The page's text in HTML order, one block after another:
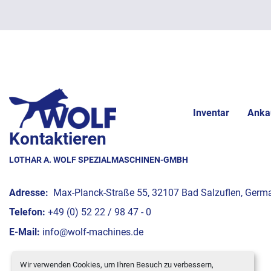
Wir verwenden Cookies, um Ihren Besuch zu verbessern,
Inventar
Kontaktieren
LOTHAR A. WOLF SPEZIALMASCHINEN-GMBH
Adresse: Max-Planck-Straße 55, 32107 Bad Salzuflen,
Telefon: +49 (0) 52 22 / 98 47 - 0
E-Mail: info@wolf-machines.de